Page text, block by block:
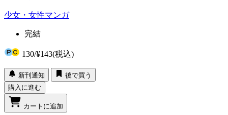
少女・女性マンガ
完結
130/¥143(税込)
新刊通知
後で買う
購入に進む
カートに追加